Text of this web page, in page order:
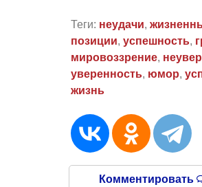
Теги: неудачи,
позиции, успешность,
мировоззрение,
уверенность, юмор,
жизнь
Комментировать